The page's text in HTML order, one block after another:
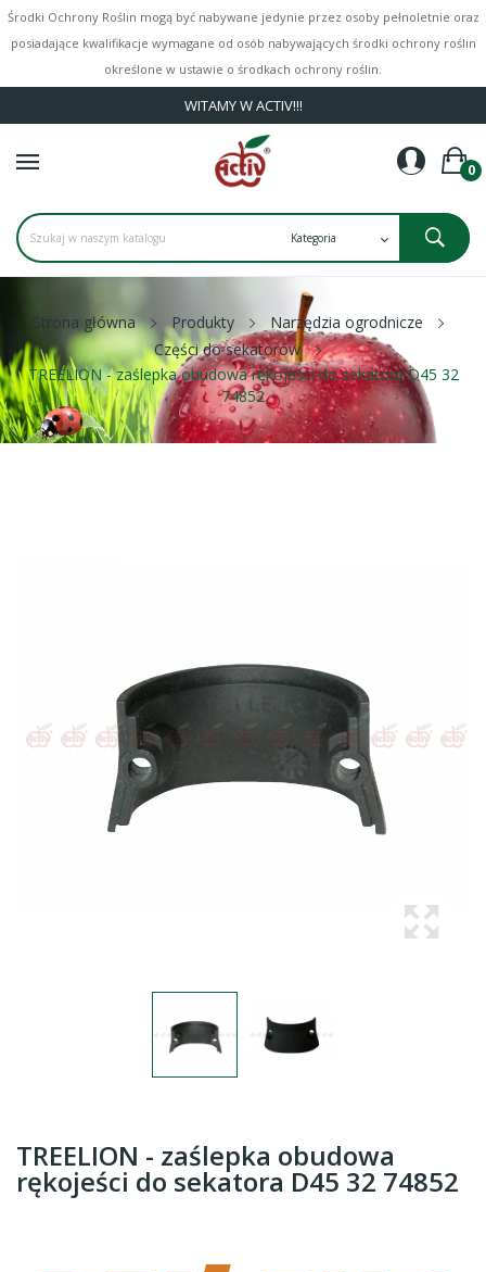
Środki Ochrony Roślin mogą być nabywane jedynie przez osoby pełnoletnie oraz
posiadające kwalifikacje wymagane od osób nabywających środki ochrony roślin
określone w ustawie o środkach ochrony roślin.
WITAMY W ACTIV!!!
0
Strona główna Produkty
Narzędzia ogrodnicze
Części do sekatorów
TREELION - zaślepka obudowa rękojeści do sekatora D45 32
74852
TREELION - zaślepka obudowa
rękojeści do sekatora D45 32 74852